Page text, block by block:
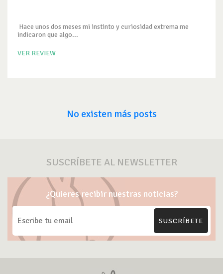
Hace unos dos meses mi instinto y curiosidad extrema me
indicaron que algo...
VER REVIEW
No existen más posts
SUSCRÍBETE AL NEWSLETTER
¿Quieres recibir nuestras noticias?
SUSCRÍBETE